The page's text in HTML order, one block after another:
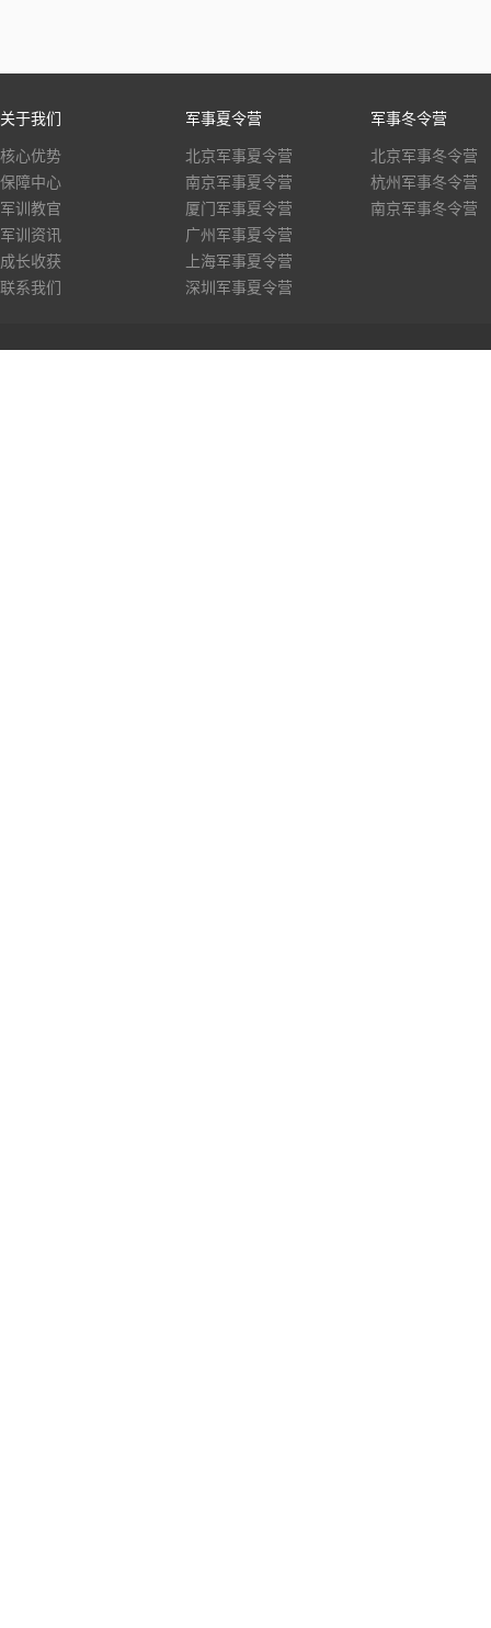
关于我们
核心优势
保障中心
军训教官
军训资讯
成长收获
联系我们
军事夏令营
北京军事夏令营
南京军事夏令营
厦门军事夏令营
广州军事夏令营
上海军事夏令营
深圳军事夏令营
军事冬令营
北京军事冬令营
杭州军事冬令营
南京军事冬令营